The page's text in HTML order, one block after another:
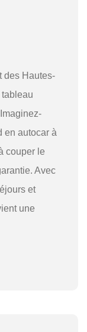
des Hautes-
en autocar à
couper le
Avec
et
une